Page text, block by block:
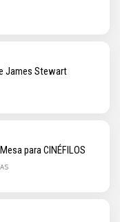
James Stewart
para CINÉFILOS